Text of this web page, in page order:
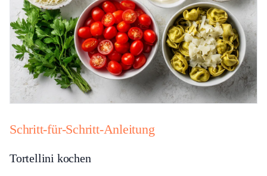
Schritt-für-Schritt-Anleitung
Tortellini kochen